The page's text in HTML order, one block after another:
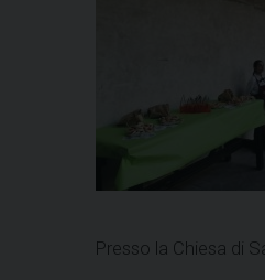
Presso la Chiesa di